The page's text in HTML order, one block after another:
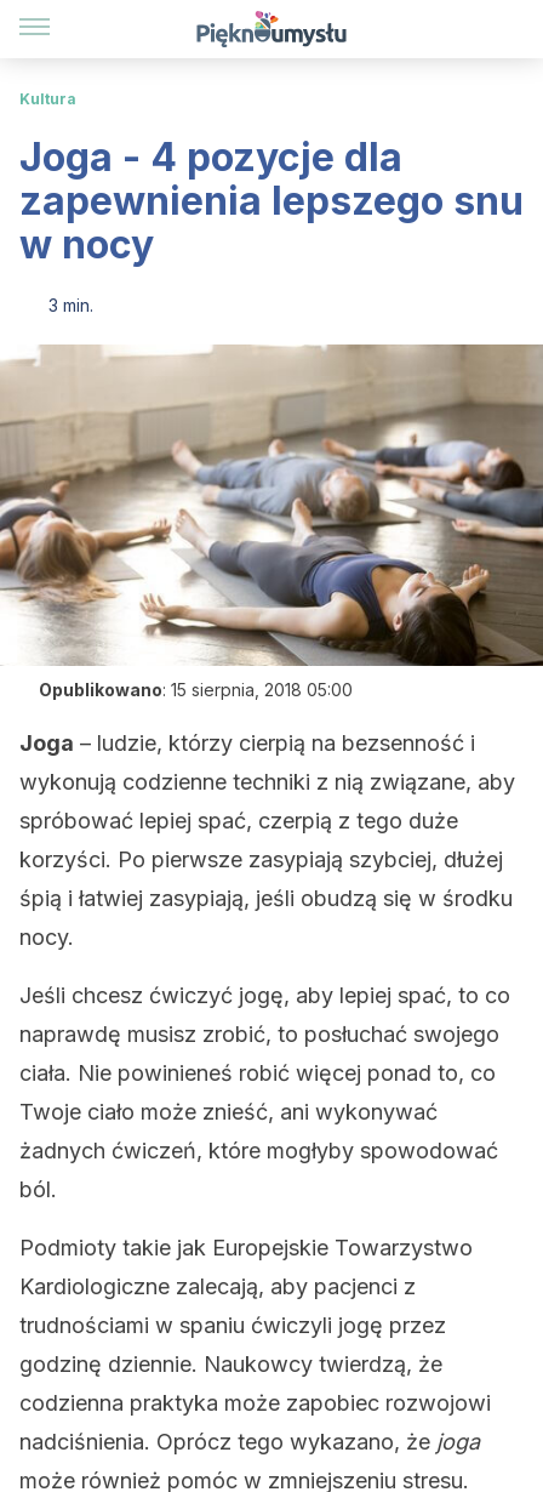
Kultura
Joga - 4 pozycje dla
zapewnienia lepszego snu
w nocy
3 min.
Opublikowano: 15 sierpnia, 2018 05:00
Joga – ludzie, którzy cierpią na bezsenność i
wykonują codzienne techniki z nią związane, aby
spróbować lepiej spać, czerpią z tego duże
korzyści. Po pierwsze zasypiają szybciej, dłużej
śpią i łatwiej zasypiają, jeśli obudzą się w środku
nocy.
Jeśli chcesz ćwiczyć jogę, aby lepiej spać, to co
naprawdę musisz zrobić, to posłuchać swojego
ciała. Nie powinieneś robić więcej ponad to, co
Twoje ciało może znieść, ani wykonywać
żadnych ćwiczeń, które mogłyby spowodować
ból.
Podmioty takie jak Europejskie Towarzystwo
Kardiologiczne zalecają, aby pacjenci z
trudnościami w spaniu ćwiczyli jogę przez
godzinę dziennie. Naukowcy twierdzą, że
codzienna praktyka może zapobiec rozwojowi
nadciśnienia. Oprócz tego wykazano, że joga
może również pomóc w zmniejszeniu stresu.